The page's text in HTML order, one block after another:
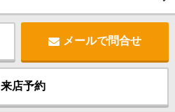
メールで問合せ
来店予約